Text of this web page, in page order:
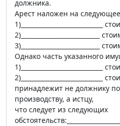
должника.
Арест наложен на
1)___________________________
2)__________________________
3)__________________________
Однако часть указанного
1)___________________________
2)___________________________
принадлежит не должнику
производству, а истцу,
что следует из следующих